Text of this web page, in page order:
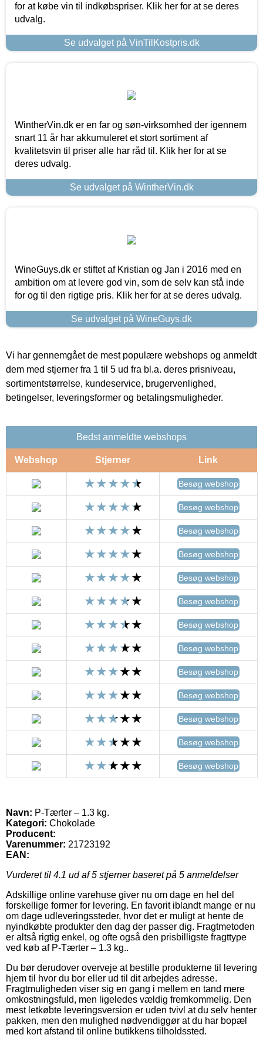
for at købe vin til indkøbspriser. Klik her for at se deres
udvalg.
Se udvalget på VinTilKostpris.dk
WintherVin.dk er en far og søn-virksomhed der igennem
snart 11 år har akkumuleret et stort sortiment af
kvalitetsvin til priser alle har råd til. Klik her for at se
deres udvalg.
Se udvalget på WintherVin.dk
WineGuys.dk er stiftet af Kristian og Jan i 2016 med en
ambition om at levere god vin, som de selv kan stå inde
for og til den rigtige pris. Klik her for at se deres udvalg.
Se udvalget på WineGuys.dk
Vi har gennemgået de mest populære webshops og anmeldt
dem med stjerner fra 1 til 5 ud fra bl.a. deres prisniveau,
sortimentstørrelse, kundeservice, brugervenlighed,
betingelser, leveringsformer og betalingsmuligheder.
Bedst anmeldte webshops
Webshop Stjerner Link
Besøg webshop
Besøg webshop
Besøg webshop
Besøg webshop
Besøg webshop
Besøg webshop
Besøg webshop
Besøg webshop
Besøg webshop
Besøg webshop
Besøg webshop
Besøg webshop
Besøg webshop
Navn: P-Tærter – 1.3 kg.
Kategori: Chokolade
Producent:
Varenummer: 21723192
EAN:
Vurderet til 4.1 ud af 5 stjerner baseret på 5 anmeldelser
Adskillige online varehuse giver nu om dage en hel del
forskellige former for levering. En favorit iblandt mange er nu
om dage udleveringssteder, hvor det er muligt at hente de
nyindkøbte produkter den dag der passer dig. Fragtmetoden
er altså rigtig enkel, og ofte også den prisbilligste fragttype
ved køb af P-Tærter – 1.3 kg..
Du bør derudover overveje at bestille produkterne til levering
hjem til hvor du bor eller ud til dit arbejdes adresse.
Fragtmuligheden viser sig en gang i mellem en tand mere
omkostningsfuld, men ligeledes vældig fremkommelig. Den
mest letkøbte leveringsversion er uden tvivl at du selv henter
pakken, men den mulighed nødvendiggør at du har bopæl
med kort afstand til online butikkens tilholdssted.